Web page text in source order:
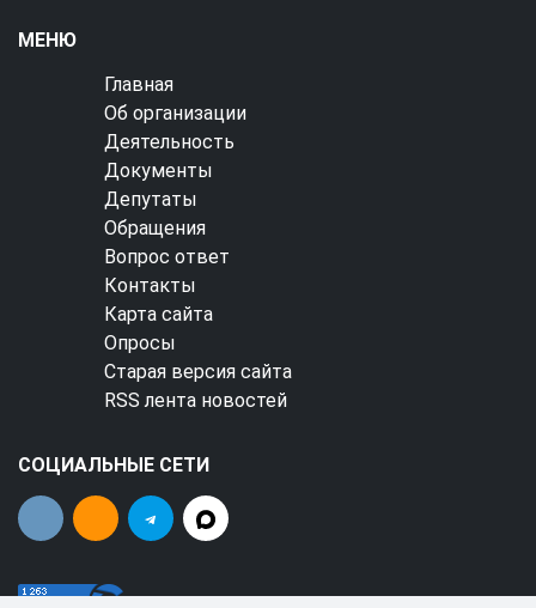
МЕНЮ
Главная
Об организации
Деятельность
Документы
Депутаты
Обращения
Вопрос ответ
Контакты
Карта сайта
Опросы
Старая версия сайта
RSS лента новостей
СОЦИАЛЬНЫЕ СЕТИ